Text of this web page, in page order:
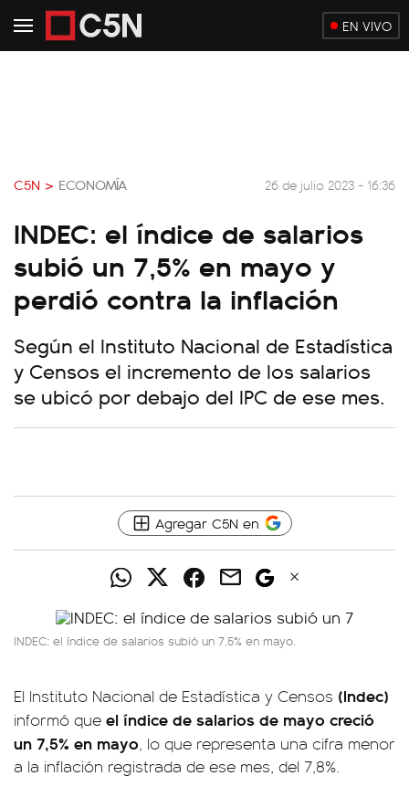
EN VIVO
C5N > ECONOMÍA 26 de julio 2023 - 16:36
INDEC: el índice de salarios
subió un 7,5% en mayo y
perdió contra la inflación
Según el Instituto Nacional de Estadística
y Censos el incremento de los salarios
se ubicó por debajo del IPC de ese mes.
Agregar C5N en
INDEC: el índice de salarios subió un 7,5% en mayo.
El Instituto Nacional de Estadística y Censos (Indec)
informó que el índice de salarios de mayo creció
un 7,5% en mayo, lo que representa una cifra menor
a la inflación registrada de ese mes, del 7,8%.